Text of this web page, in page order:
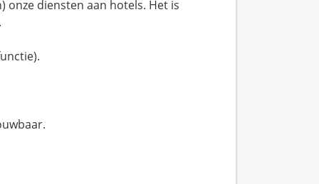
onze diensten aan hotels. Het is